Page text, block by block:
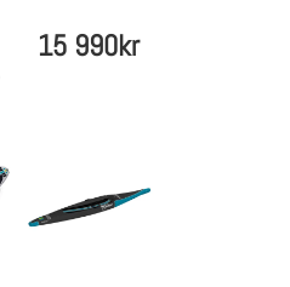
15 990kr